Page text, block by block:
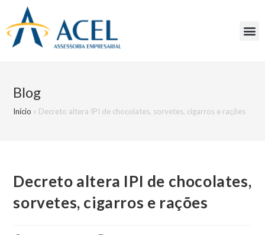
Blog
Início » Decreto altera IPI de chocolates, sorvetes, cigarros e rações
Decreto altera IPI de chocolates,
sorvetes, cigarros e rações